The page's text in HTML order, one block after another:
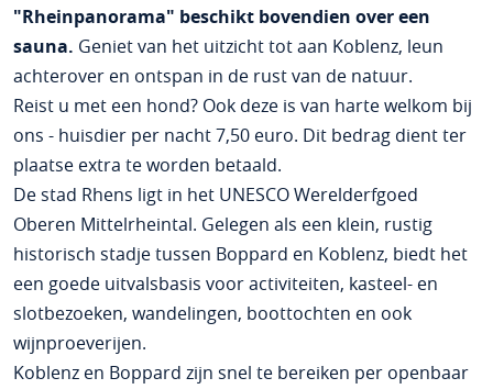
"Rheinpanorama" beschikt bovendien over een
sauna. Geniet van het uitzicht tot aan Koblenz, leun
achterover en ontspan in de rust van de natuur.
Reist u met een hond? Ook deze is van harte welkom bij
ons - huisdier per nacht 7,50 euro. Dit bedrag dient ter
plaatse extra te worden betaald.
De stad Rhens ligt in het UNESCO Werelderfgoed
Oberen Mittelrheintal. Gelegen als een klein, rustig
historisch stadje tussen Boppard en Koblenz, biedt het
een goede uitvalsbasis voor activiteiten, kasteel- en
slotbezoeken, wandelingen, boottochten en ook
wijnproeverijen.
Koblenz en Boppard zijn snel te bereiken per openbaar